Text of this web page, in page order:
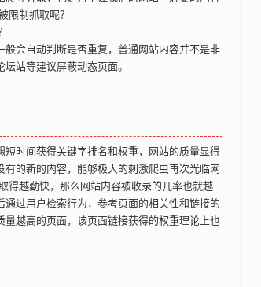
限制抓取呢？
会自动判断是否重复，普通网站内容并不是非
站等建议屏蔽动态页面。
时间获得关键字排名和权重，网站的质量显得
的新的内容，能够极大的刺激爬虫再次光临网
得越勤快，那么网站内容被收录的几率也就越
过用户检索行为，参考页面的相关性和链接的
越高的页面，该页面链接获得的权重理论上也